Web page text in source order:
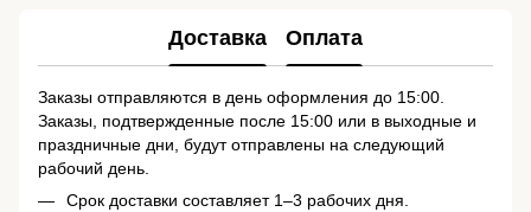
Доставка Оплата
Заказы отправляются в день оформления до 15:00.
Заказы, подтвержденные после 15:00 или в выходные и
праздничные дни, будут отправлены на следующий
рабочий день.
Срок доставки составляет 1–3 рабочих дня.